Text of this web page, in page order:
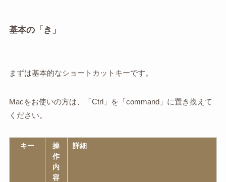
基本の「き」
まずは基本的なショートカットキーです。
Macをお使いの方は、「Ctrl」を「command」に置き換えて
ください。
キー
操
作
内
容
詳細